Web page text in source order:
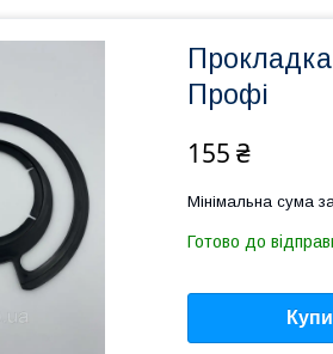
Профі
155 ₴
Мінімальна сума
Готово до